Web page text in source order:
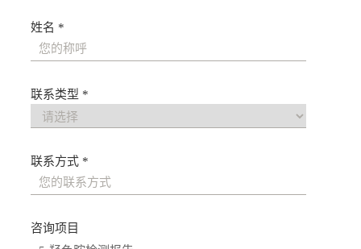
姓名 *
联系类型 *
联系方式 *
咨询项目